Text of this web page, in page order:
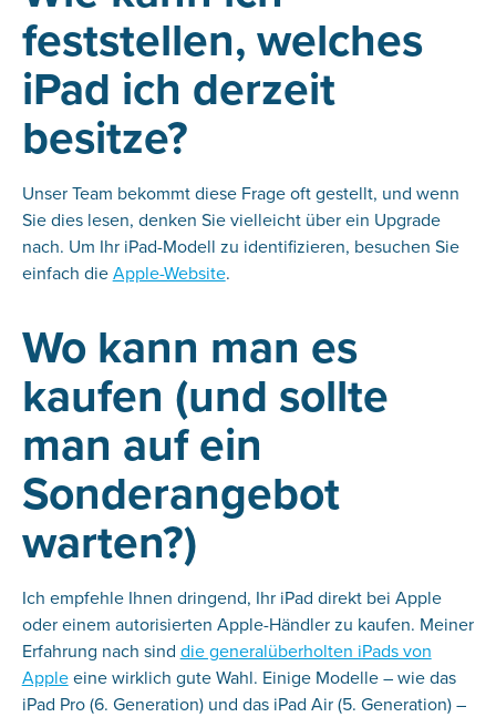
feststellen, welches
iPad ich derzeit
besitze?
Unser Team bekommt diese Frage oft gestellt, und wenn
Sie dies lesen, denken Sie vielleicht über ein Upgrade
nach. Um Ihr iPad-Modell zu identifizieren, besuchen Sie
einfach dieApple-Website.
Wo kann man es
kaufen (und sollte
man auf ein
Sonderangebot
warten?)
Ich empfehle Ihnen dringend, Ihr iPad direkt bei Apple
oder einem autorisierten Apple-Händler zu kaufen. Meiner
Erfahrung nach sind die generalüberholten iPads von
Appleeine wirklich gute Wahl. Einige Modelle – wie das
iPad Pro (6. Generation) und das iPad Air (5. Generation) –